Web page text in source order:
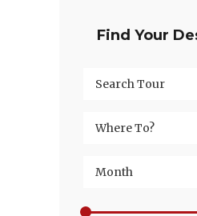
Find Your